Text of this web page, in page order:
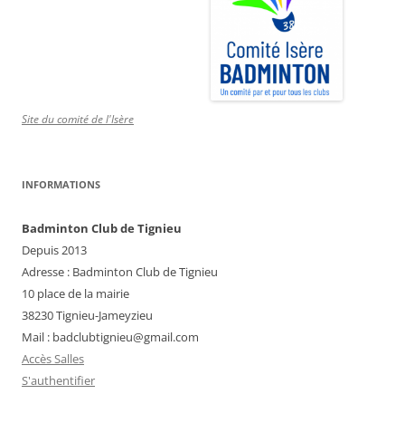
Site du comité de l'Isère
INFORMATIONS
Badminton Club de Tignieu
Depuis 2013
Adresse : Badminton Club de Tignieu
10 place de la mairie
38230 Tignieu-Jameyzieu
Mail : badclubtignieu@gmail.com
Accès Salles
S'authentifier